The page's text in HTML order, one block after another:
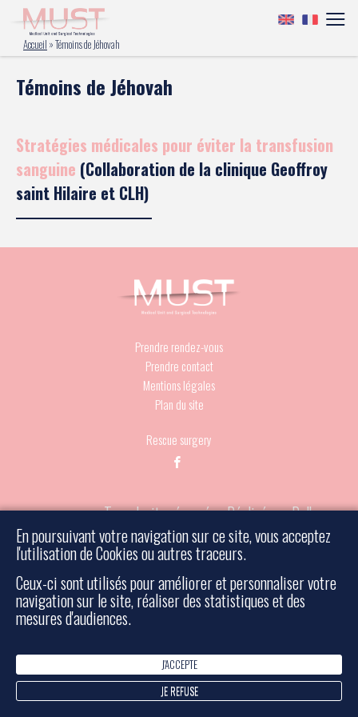
En poursuivant votre navigation sur ce site, vous acceptez
l'utilisation de Cookies ou autres traceurs.
Ceux-ci sont utilisés pour améliorer et personnaliser votre
navigation sur le site, réaliser des statistiques et des
mesures d'audiences.
J'ACCEPTE
JE REFUSE
Accueil »Témoins de Jéhovah
Témoins de Jéhovah
Stratégies médicales pour éviter la transfusion
sanguine (Collaboration de la clinique Geoffroy
saint Hilaire et CLH)
Prendre rendez-vous
Prendre contact
Mentions légales
Plan du site
Rescue surgery
© 2026 Must- Tous droits réservés - Réalisé par Bulko